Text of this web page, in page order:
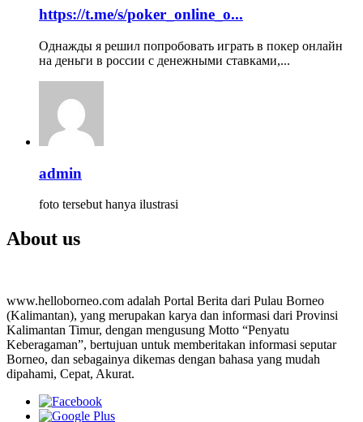
https://t.me/s/poker_online_o...
Однажды я решил попробовать играть в покер онлайн
на деньги в россии с денежными ставками,...
admin
foto tersebut hanya ilustrasi
About us
www.helloborneo.com adalah Portal Berita dari Pulau Borneo
(Kalimantan), yang merupakan karya dan informasi dari Provinsi
Kalimantan Timur, dengan mengusung Motto “Penyatu
Keberagaman”, bertujuan untuk memberitakan informasi seputar
Borneo, dan sebagainya dikemas dengan bahasa yang mudah
dipahami, Cepat, Akurat.